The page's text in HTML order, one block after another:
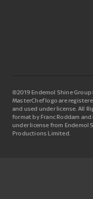
©2019 Endemol Shine Group
MasterChef logo are
and used under license. All
format by Franc Roddam
under license from Endemol
Productions Limited.